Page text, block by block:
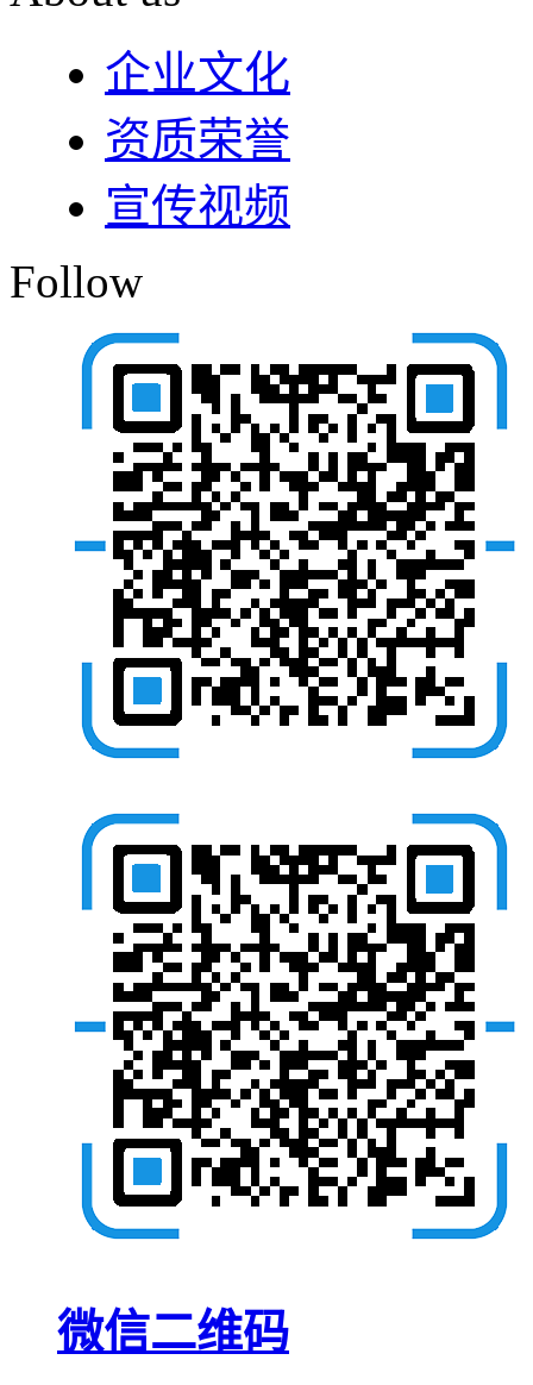
企业文化
资质荣誉
宣传视频
Follow
微信二维码